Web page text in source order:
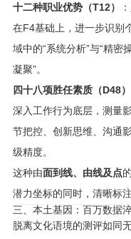
十二种职业优势（T12）
在F4基础上，进一步识别
域中的“系统分析”与“精密
凝聚”。
四十八项胜任素质（D48）
深入工作行为底层，测量
节把控、创新思维、沟通
级精度。
这种由面到线、由线及点
潜力坐标的同时，清晰标
三、本土基因：百万数据
脱离文化语境的测评如同